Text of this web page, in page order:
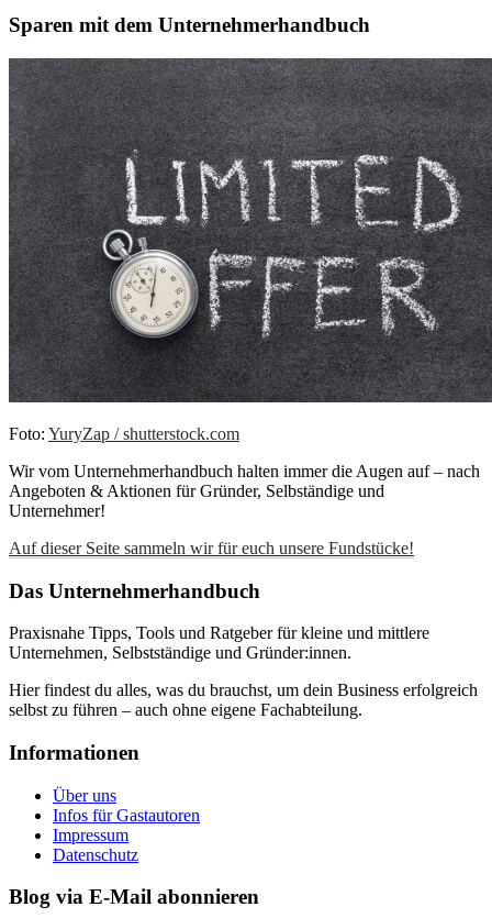
Sparen mit dem Unternehmerhandbuch
Foto: YuryZap / shutterstock.com
Wir vom Unternehmerhandbuch halten immer die Augen auf – nach
Angeboten & Aktionen für Gründer, Selbständige und
Unternehmer!
Auf dieser Seite sammeln wir für euch unsere Fundstücke!
Das Unternehmerhandbuch
Praxisnahe Tipps, Tools und Ratgeber für kleine und mittlere
Unternehmen, Selbstständige und Gründer:innen.
Hier findest du alles, was du brauchst, um dein Business erfolgreich
selbst zu führen – auch ohne eigene Fachabteilung.
Informationen
Über uns
Infos für Gastautoren
Impressum
Datenschutz
Blog via E-Mail abonnieren